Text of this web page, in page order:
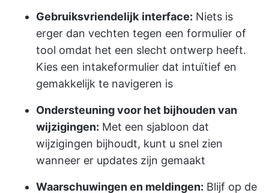
Gebruiksvriendelijk interface: Niets is
erger dan vechten tegen een formulier of
tool omdat het een slecht ontwerp heeft.
Kies een intakeformulier dat intuïtief en
gemakkelijk te navigeren is
Ondersteuning voor het bijhouden van
wijzigingen: Met een sjabloon dat
wijzigingen bijhoudt, kunt u snel zien
wanneer er updates zijn gemaakt
Waarschuwingen en meldingen: Blijf op de